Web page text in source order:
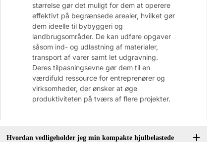
størrelse gør det muligt for dem at operere
effektivt på begrænsede arealer, hvilket gør
dem ideelle til bybyggeri og
landbrugsområder. De kan udføre opgaver
såsom ind- og udlastning af materialer,
transport af varer samt let udgravning.
Deres tilpasningsevne gør dem til en
værdifuld ressource for entreprenører og
virksomheder, der ønsker at øge
produktiviteten på tværs af flere projekter.
Hvordan vedligeholder jeg min kompakte hjulbelastede